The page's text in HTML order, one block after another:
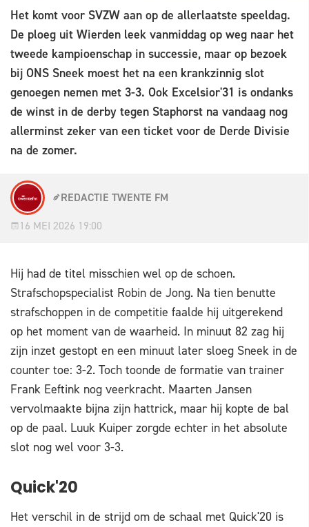
Het komt voor SVZW aan op de allerlaatste speeldag.
De ploeg uit Wierden leek vanmiddag op weg naar het
tweede kampioenschap in successie, maar op bezoek
bij ONS Sneek moest het na een krankzinnig slot
genoegen nemen met 3-3. Ook Excelsior'31 is ondanks
de winst in de derby tegen Staphorst na vandaag nog
allerminst zeker van een ticket voor de Derde Divisie
na de zomer.
REDACTIE TWENTE FM
16 MEI 2026 19:00
Hij had de titel misschien wel op de schoen.
Strafschopspecialist Robin de Jong. Na tien benutte
strafschoppen in de competitie faalde hij uitgerekend
op het moment van de waarheid. In minuut 82 zag hij
zijn inzet gestopt en een minuut later sloeg Sneek in de
counter toe: 3-2. Toch toonde de formatie van trainer
Frank Eeftink nog veerkracht. Maarten Jansen
vervolmaakte bijna zijn hattrick, maar hij kopte de bal
op de paal. Luuk Kuiper zorgde echter in het absolute
slot nog wel voor 3-3.
Quick'20
Het verschil in de strijd om de schaal met Quick'20 is